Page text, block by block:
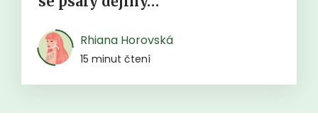
Rhiana Horovská
15 minut čtení